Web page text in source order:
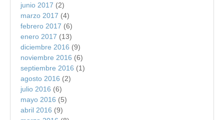
junio 2017 (2)
marzo 2017 (4)
febrero 2017 (6)
enero 2017 (13)
diciembre 2016 (9)
noviembre 2016 (6)
septiembre 2016 (1)
agosto 2016 (2)
julio 2016 (6)
mayo 2016 (5)
abril 2016 (9)